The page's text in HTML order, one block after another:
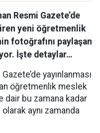
Resmi Gazete’de
yeni öğretmenlik
fotoğrafını paylaşan
İşte detaylar…
yayınlanması
öğretmenlik meslek
dair bu zamana kadar
aynı zamanda